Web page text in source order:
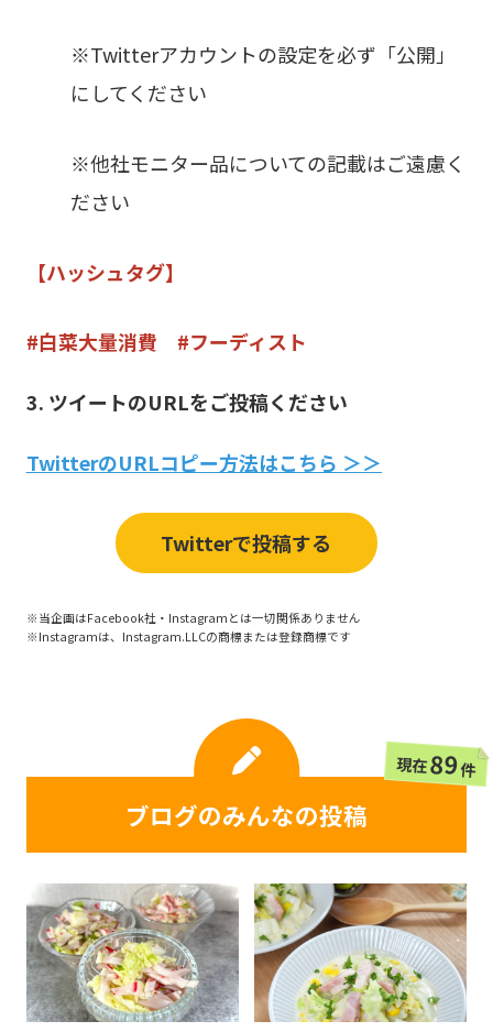
※Twitterアカウントの設定を必ず「公開」
にしてください
※他社モニター品についての記載はご遠慮く
ださい
【ハッシュタグ】
#白菜大量消費 #フーディスト
3. ツイートのURLをご投稿ください
TwitterのURLコピー方法はこちら ＞＞
Twitterで投稿する
※当企画はFacebook社・Instagramとは一切関係ありません
※Instagramは、Instagram.LLCの商標または登録商標です
ブログのみんなの投稿
現在89件